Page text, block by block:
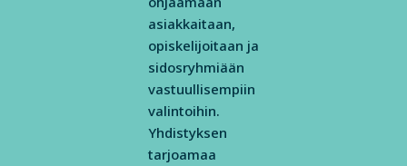
asiakkaitaan,
opiskelijoitaan ja
sidosryhmiään
vastuullisempiin
valintoihin.
Yhdistyksen
tarjoamaa